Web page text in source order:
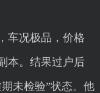
车况极品，价格
本。结果过户后
未检验”状态。他